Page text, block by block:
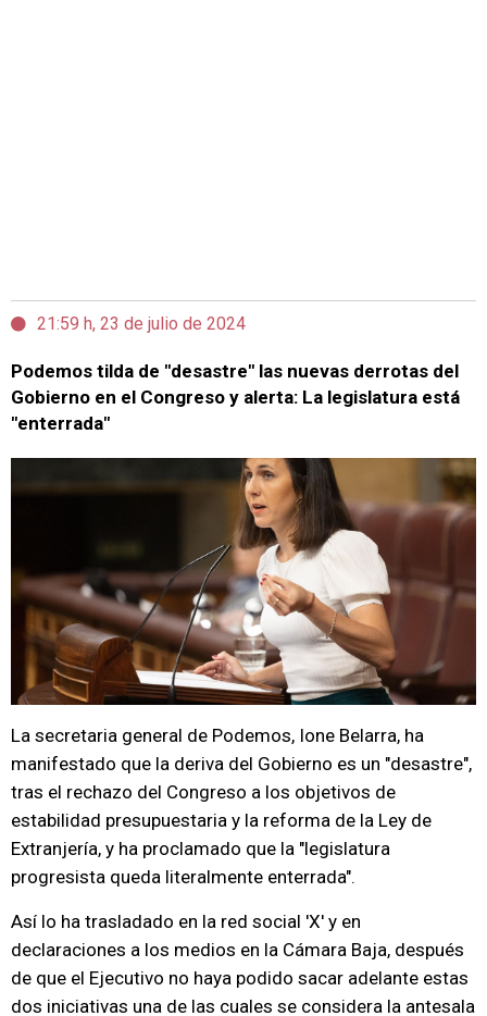
21:59 h, 23 de julio de 2024
Podemos tilda de "desastre" las nuevas derrotas del
Gobierno en el Congreso y alerta: La legislatura está
"enterrada"
La secretaria general de Podemos, Ione Belarra, ha
manifestado que la deriva del Gobierno es un "desastre",
tras el rechazo del Congreso a los objetivos de
estabilidad presupuestaria y la reforma de la Ley de
Extranjería, y ha proclamado que la "legislatura
progresista queda literalmente enterrada".
Así lo ha trasladado en la red social 'X' y en
declaraciones a los medios en la Cámara Baja, después
de que el Ejecutivo no haya podido sacar adelante estas
dos iniciativas una de las cuales se considera la antesala